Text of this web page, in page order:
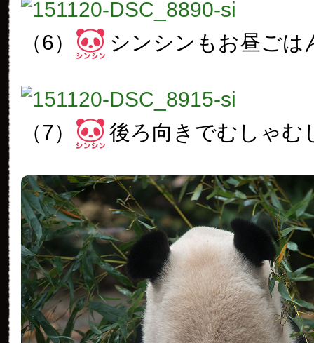
（6） シンシンもお昼ごは
（7） 後ろ向きでむしゃむ